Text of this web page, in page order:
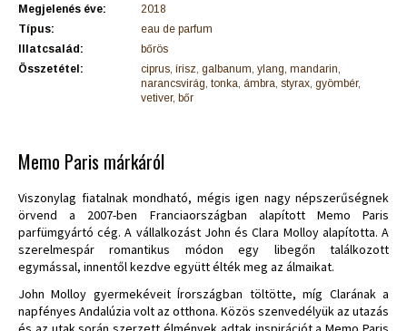
Megjelenés éve:
2018
Típus:
eau de parfum
Illatcsalád:
bőrös
Összetétel:
ciprus, írisz, galbanum, ylang, mandarin,
narancsvirág, tonka, ámbra, styrax, gyömbér,
vetiver, bőr
Memo Paris márkáról
Viszonylag fiatalnak mondható, mégis igen nagy népszerűségnek
örvend a 2007-ben Franciaországban alapított Memo Paris
parfümgyártó cég. A vállalkozást John és Clara Molloy alapította. A
szerelmespár romantikus módon egy libegőn találkozott
egymással, innentől kezdve együtt élték meg az álmaikat.
John Molloy gyermekéveit Írországban töltötte, míg Clarának a
napfényes Andalúzia volt az otthona. Közös szenvedélyük az utazás